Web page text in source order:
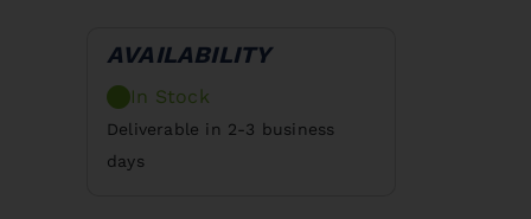
AVAILABILITY
In Stock
Deliverable in 2-3 business
days